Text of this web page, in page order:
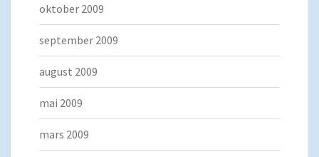
oktober 2009
september 2009
august 2009
mai 2009
mars 2009